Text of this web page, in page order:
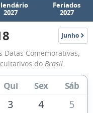
2027
Feriados
2027
Junho
2018
Datas Comemorativas,
do Brasil.
Qui Sex Sáb
3 4
5